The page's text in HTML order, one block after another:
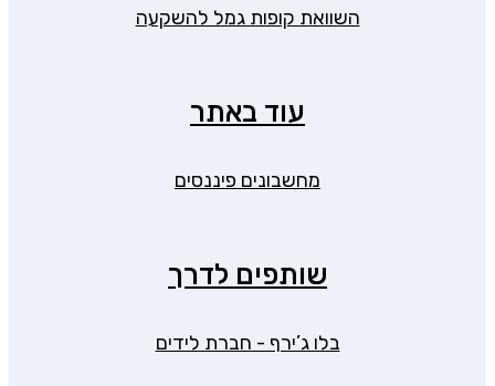
השוואת קופות גמל להשקעה
עוד באתר
מחשבונים פיננסים
שותפים לדרך
בלו ג’ירף - חברת לידים